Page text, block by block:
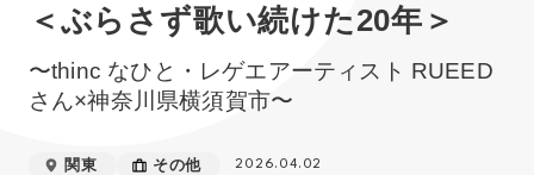
＜ぶらさず歌い続けた20年＞
〜thinc なひと・レゲエアーティスト RUEED
さん×神奈川県横須賀市〜
関東 その他 2026.04.02